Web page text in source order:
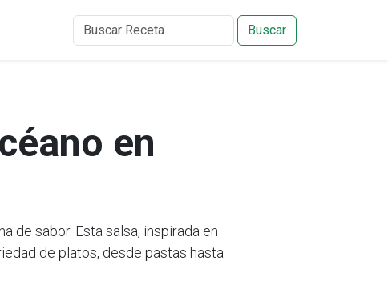
Buscar
en
de sabor. Esta salsa, inspirada en
de platos, desde pastas hasta